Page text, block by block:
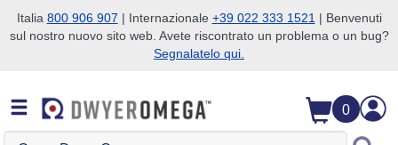
Salta alla ricerca
Salta al contenuto principale
Salta alla navigazione
Italia 800 906 907 | Internazionale +39 022 333 1521 | Benvenuti
sul nostro nuovo sito web. Avete riscontrato un problema o un bug?
Segnalatelo qui.
0
Cerca